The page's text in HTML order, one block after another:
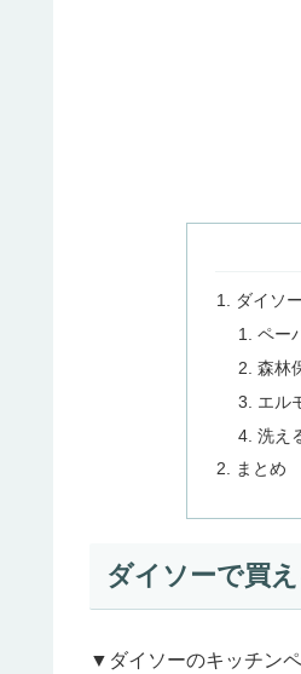
ダイソ
ペー
森林
エル
洗え
まとめ
ダイソーで買
▼ダイソーのキッチン